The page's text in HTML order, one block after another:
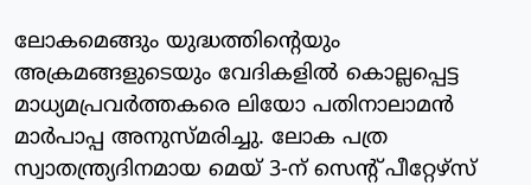
ലോകമെങ്ങും യുദ്ധത്തിന്റെയും
അക്രമങ്ങളുടെയും വേദികളില്‍ കൊല്ലപ്പെട്ട
മാധ്യമപ്രവര്‍ത്തകരെ ലിയോ പതിനാലാമന്‍
മാര്‍പാപ്പ അനുസ്മരിച്ചു. ലോക പത്ര
സ്വാതന്ത്ര്യദിനമായ മെയ് 3-ന് സെന്റ് പീറ്റേഴ്‌സ്